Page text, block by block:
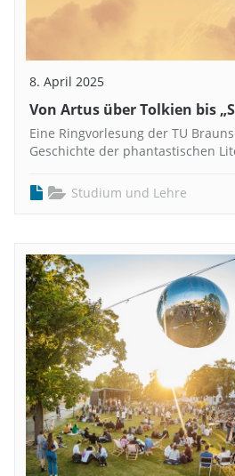
8. April 2025
Von Artus über Tolkien bis
Eine Ringvorlesung der TU
Geschichte der phantastischen
Studium und Lehre